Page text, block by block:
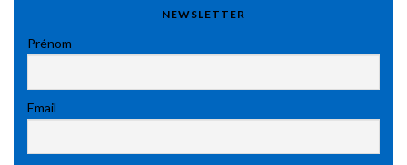
NEWSLETTER
Prénom
Email